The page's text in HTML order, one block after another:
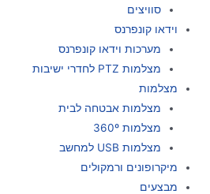
סוויצים
וידאו קונפרנס
מערכות וידאו קונפרנס
מצלמות PTZ לחדרי ישיבות
מצלמות
מצלמות אבטחה לבית
מצלמות 360º
מצלמות USB למחשב
מיקרופונים ורמקולים
מבצעים